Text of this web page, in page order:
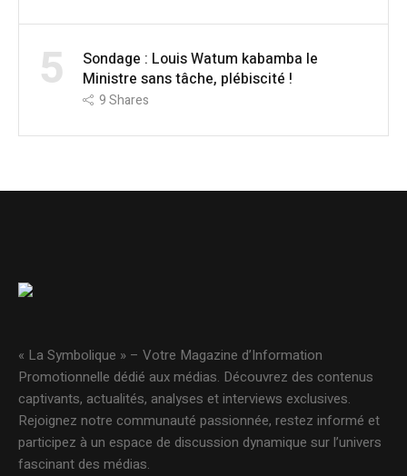
5
Sondage : Louis Watum kabamba le
Ministre sans tâche, plébiscité !
9Shares
« La Symbolique » – Votre Magazine d’Information
Promotionnelle dédié aux médias. Découvrez des contenus
captivants, actualités, analyses et interviews exclusives.
Rejoignez notre communauté passionnée, restez informé et
participez à un espace de discussion dynamique sur l’univers
fascinant des médias.